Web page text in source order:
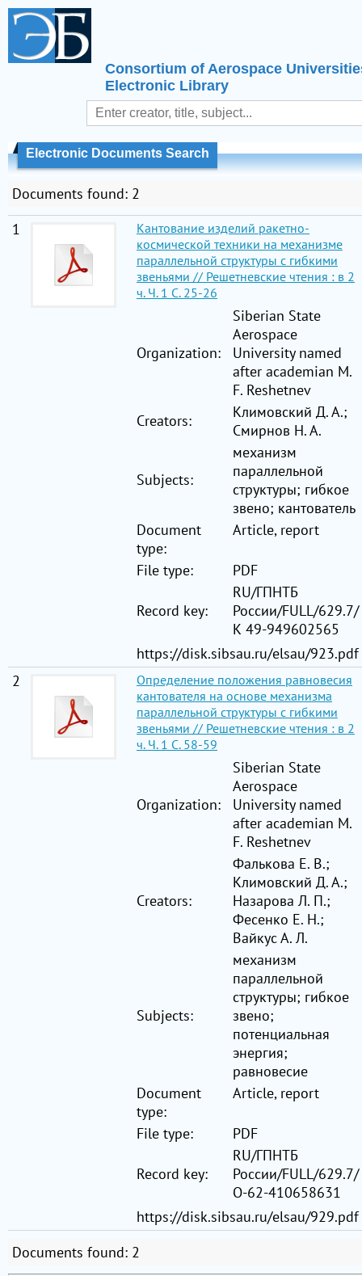
Consortium of Aerospace
Electronic Library
Electronic Documents Search
Documents found: 2
1
Кантование изделий ракетно-
космической техники на механизме
параллельной структуры с гибкими
звеньями // Решетневские чтения : в 2
ч. Ч. 1 C. 25-26
Organization:
Siberian State
Aerospace
University named
after academian M.
F. Reshetnev
Creators:
Климовский Д. А.;
Смирнов Н. А.
Subjects:
механизм
параллельной
структуры; гибкое
звено; кантователь
Document
type:
Article, report
File type: PDF
Record key:
RU/ГПНТБ
России/FULL/629.7/
К 49-949602565
https://disk.sibsau.ru/elsau/923.pdf
2
Определение положения равновесия
кантователя на основе механизма
параллельной структуры с гибкими
звеньями // Решетневские чтения : в 2
ч. Ч. 1 C. 58-59
Organization:
Siberian State
Aerospace
University named
after academian M.
F. Reshetnev
Creators:
Фалькова Е. В.;
Климовский Д. А.;
Назарова Л. П.;
Фесенко Е. Н.;
Вайкус А. Л.
Subjects:
механизм
параллельной
структуры; гибкое
звено;
потенциальная
энергия;
равновесие
Document
type:
Article, report
File type: PDF
Record key:
RU/ГПНТБ
России/FULL/629.7/
О-62-410658631
https://disk.sibsau.ru/elsau/929.pdf
Documents found: 2